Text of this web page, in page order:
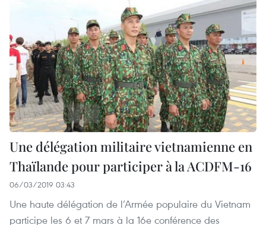
Une délégation militaire vietnamienne en
Thaïlande pour participer à la ACDFM-16
06/03/2019 03:43
Une haute délégation de l’Armée populaire du Vietnam
participe les 6 et 7 mars à la 16e conférence des